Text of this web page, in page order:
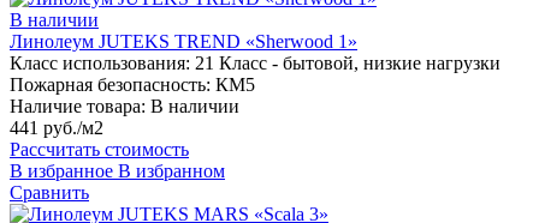
В наличии
Линолеум JUTEKS TREND «Sherwood 1»
Класс использования: 21 Класс - бытовой, низкие нагрузки
Пожарная безопасность: КМ5
Наличие товара: В наличии
441 руб./м2
Рассчитать стоимость
В избранное В избранном
Сравнить